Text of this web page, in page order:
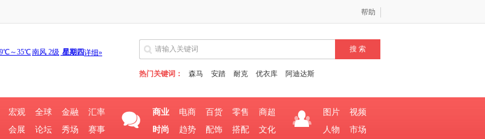
帮助
热门关键词： 森马 安踏 耐克 优衣库 阿迪达斯
宏观 全球 金融
汇率
会展 论坛 秀场 赛事
商业 电商 百货 零售
商超
时尚
趋势 配饰 搭配 文化
图片
视频
人物
市场